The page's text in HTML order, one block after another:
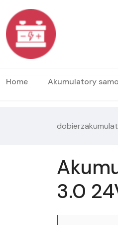
Home Akumulatory
3.0